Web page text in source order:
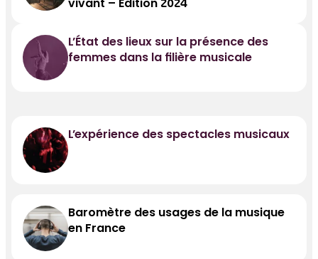
vivant – Edition 2024
L’État des lieux sur la présence des
femmes dans la filière musicale
L’expérience des spectacles musicaux
Baromètre des usages de la musique
en France